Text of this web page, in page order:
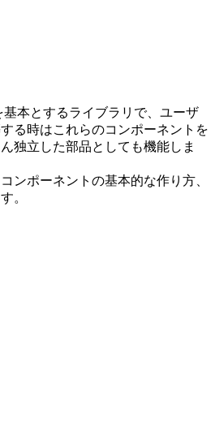
基本とするライブラリで、ユーザ
る時はこれらのコンポーネントを
独立した部品としても機能しま
ンポーネントの基本的な作り方、
。